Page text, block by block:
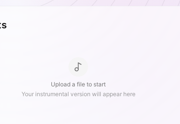
Upload a file to start
Your instrumental version will appear here